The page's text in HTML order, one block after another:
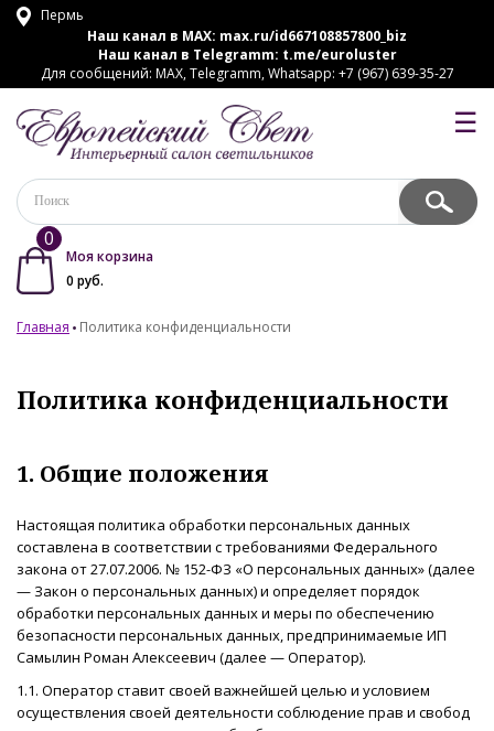
Пермь
Наш канал в MAX: max.ru/id667108857800_biz
Наш канал в Telegramm: t.me/euroluster
Для сообщений: MAX, Telegramm, Whatsapp: +7 (967) 639-35-27
☰
0
Моя корзина
0 руб.
Главная Политика конфиденциальности
Политика конфиденциальности
1. Общие положения
Настоящая политика обработки персональных данных
составлена в соответствии с требованиями Федерального
закона от 27.07.2006. № 152-ФЗ «О персональных данных» (далее
— Закон о персональных данных) и определяет порядок
обработки персональных данных и меры по обеспечению
безопасности персональных данных, предпринимаемые ИП
Самылин Роман Алексеевич (далее — Оператор).
1.1. Оператор ставит своей важнейшей целью и условием
осуществления своей деятельности соблюдение прав и свобод